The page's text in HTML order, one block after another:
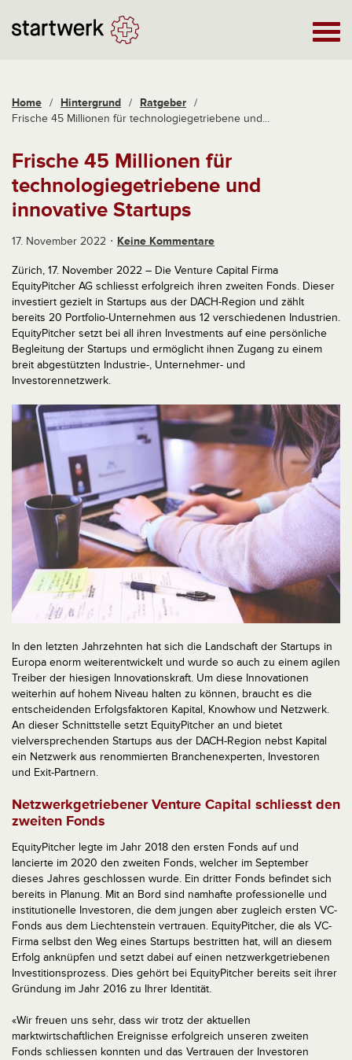
Home / Hintergrund / Ratgeber /
Frische 45 Millionen für technologiegetriebene und...
Frische 45 Millionen für
technologiegetriebene und
innovative Startups
17. November 2022 Keine Kommentare
Zürich, 17. November 2022 – Die Venture Capital Firma
EquityPitcher AG schliesst erfolgreich ihren zweiten Fonds. Dieser
investiert gezielt in Startups aus der DACH-Region und zählt
bereits 20 Portfolio-Unternehmen aus 12 verschiedenen Industrien.
EquityPitcher setzt bei all ihren Investments auf eine persönliche
Begleitung der Startups und ermöglicht ihnen Zugang zu einem
breit abgestützten Industrie-, Unternehmer- und
Investorennetzwerk.
In den letzten Jahrzehnten hat sich die Landschaft der Startups in
Europa enorm weiterentwickelt und wurde so auch zu einem agilen
Treiber der hiesigen Innovationskraft. Um diese Innovationen
weiterhin auf hohem Niveau halten zu können, braucht es die
entscheidenden Erfolgsfaktoren Kapital, Knowhow und Netzwerk.
An dieser Schnittstelle setzt EquityPitcher an und bietet
vielversprechenden Startups aus der DACH-Region nebst Kapital
ein Netzwerk aus renommierten Branchenexperten, Investoren
und Exit-Partnern.
Netzwerkgetriebener Venture Capital schliesst den
zweiten Fonds
EquityPitcher legte im Jahr 2018 den ersten Fonds auf und
lancierte im 2020 den zweiten Fonds, welcher im September
dieses Jahres geschlossen wurde. Ein dritter Fonds befindet sich
bereits in Planung. Mit an Bord sind namhafte professionelle und
institutionelle Investoren, die dem jungen aber zugleich ersten VC-
Fonds aus dem Liechtenstein vertrauen. EquityPitcher, die als VC-
Firma selbst den Weg eines Startups bestritten hat, will an diesem
Erfolg anknüpfen und setzt dabei auf einen netzwerkgetriebenen
Investitionsprozess. Dies gehört bei EquityPitcher bereits seit ihrer
Gründung im Jahr 2016 zu Ihrer Identität.
«Wir freuen uns sehr, dass wir trotz der aktuellen
marktwirtschaftlichen Ereignisse erfolgreich unseren zweiten
Fonds schliessen konnten und das Vertrauen der Investoren